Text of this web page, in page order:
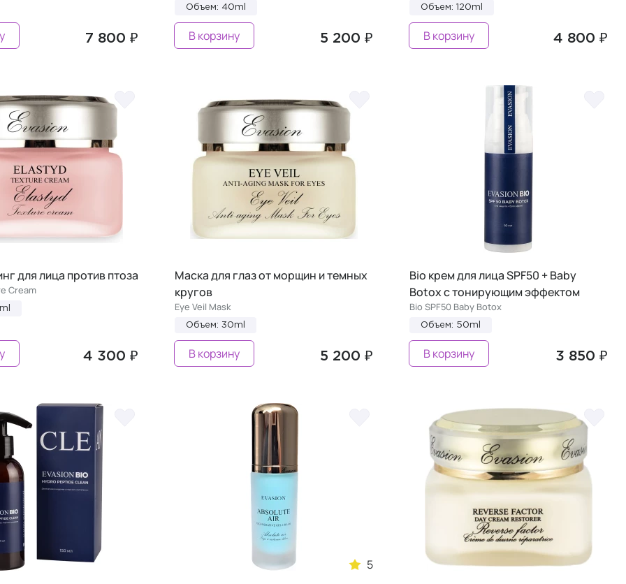
7 800 ₽
Объем: 40ml
5 200 ₽
В корзину
Объем: 120ml
4 800 ₽
В корзину
для лица против птоза
Cream
4 300 ₽
Маска для глаз от морщин и темных
кругов
Eye Veil Mask
Объем: 30ml
5 200 ₽
В корзину
Bio крем для лица SPF50 + Baby
Botox с тонирующим эффектом
Bio SPF50 Baby Botox
Объем: 50ml
3 850 ₽
В корзину
5